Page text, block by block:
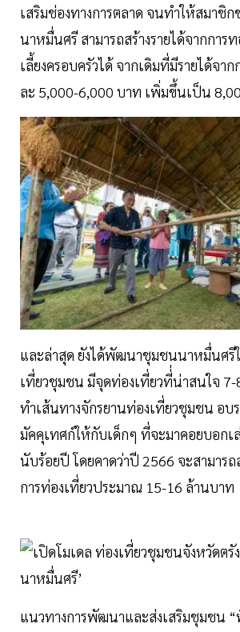
เสริมช่องทางการตลาด จนทำให้สมาชิ
นาหมื่นศรี สามารถสร้างรายได้จากกา
เลี้ยงครอบครัวได้ จากเดิมที่มีรายได้จาก
ละ 5,000-6,000 บาท เพิ่มขึ้นเป็น
และล่าสุด ยังได้พัฒนาชุมชนนาหมื่นศรี
เที่ยวชุมชน มีจุดท่องเที่ยวที่่น่าสนใจ
ทำเส้นทางจักรยานท่องเที่ยวชุมชน อบ
มัคคุเทศก์ให้กับเด็กๆ ที่จะมาคอยบอกเ
นับร้อยปี โดยคาดว่าปี 2566 จะสามารถ
การท่องเที่ยวประมาณ 15-16 ล้านบาท
แนวทางการพัฒนาและส่งเสริมชุมชน